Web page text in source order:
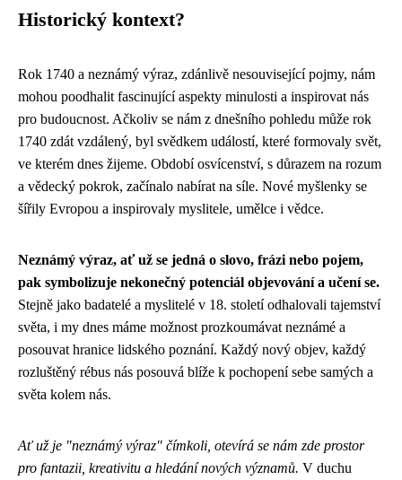
Historický kontext?
Rok 1740 a neznámý výraz, zdánlivě nesouvisející pojmy, nám
mohou poodhalit fascinující aspekty minulosti a inspirovat nás
pro budoucnost. Ačkoliv se nám z dnešního pohledu může rok
1740 zdát vzdálený, byl svědkem událostí, které formovaly svět,
ve kterém dnes žijeme. Období osvícenství, s důrazem na rozum
a vědecký pokrok, začínalo nabírat na síle. Nové myšlenky se
šířily Evropou a inspirovaly myslitele, umělce i vědce.
Neznámý výraz, ať už se jedná o slovo, frázi nebo pojem,
pak symbolizuje nekonečný potenciál objevování a učení se.
Stejně jako badatelé a myslitelé v 18. století odhalovali tajemství
světa, i my dnes máme možnost prozkoumávat neznámé a
posouvat hranice lidského poznání. Každý nový objev, každý
rozluštěný rébus nás posouvá blíže k pochopení sebe samých a
světa kolem nás.
Ať už je "neznámý výraz" čímkoli, otevírá se nám zde prostor
pro fantazii, kreativitu a hledání nových významů. V duchu